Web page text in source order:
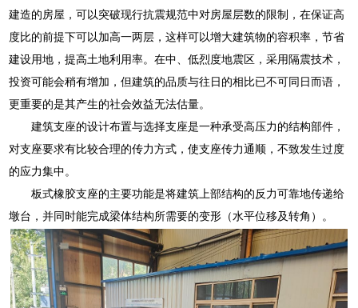
建造的房屋，可以突破现行抗震规范中对房屋层数的限制，在保证高
度比的前提下可以加高一两层，这样可以增大建筑物的容积率，节省
建设用地，提高土地利用率。在中、低烈度地震区，采用隔震技术，
投资可能会稍有增加，但建筑的品质与往日的相比已不可同日而语，
更重要的是其产生的社会效益无法估量。
建筑支座的设计布置与选择支座是一种承受高压力的结构部件，
对支座要求有比较合理的传力方式，使支座传力通顺，不致发生过度
的应力集中。
板式橡胶支座的主要功能是将建筑上部结构的反力可靠地传递给
墩台，并同时能完成梁体结构所需要的变形（水平位移及转角）。